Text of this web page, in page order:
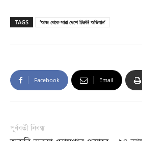
TAGS ‘আজ থেকে সারা দেশে চিরুনি অভিযান’
Facebook Email
পূর্ববর্তী নিবন্ধ